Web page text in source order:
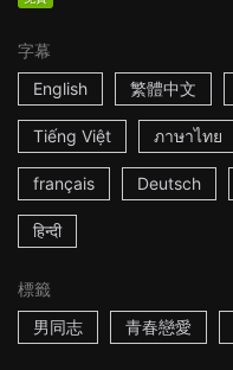
字幕
English
繁體中文
Tiếng Việt ภาษาไทย
français Deutsch
हिन्दी
標籤
男同志
青春戀愛